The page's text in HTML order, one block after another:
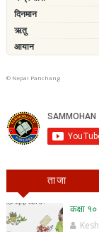
© Nepal Panchang
ताजा
कक्षा १०